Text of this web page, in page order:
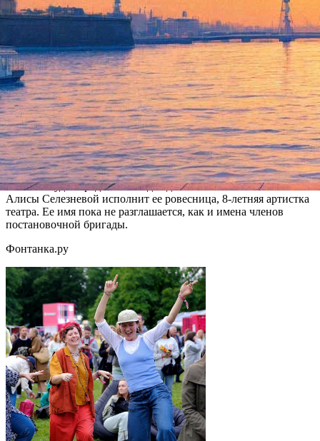
Известный композитор Александр Зацепин, написавший
музыку к фильмам «Иван Васильевич меняет профессию»,
«Земля Санникова», «Операция Ы и другие приключения
Шурика», приезжает 4 мая в Петербург из Франции, где он
теперь живет, и начинает совместную работу с руководителем
коллективом музыкального театра «Карамболь» Ириной
Брондз над мюзиклом «Тайна третьей планеты».
Премьера постановки, основанной на произведении Кира
Булычева, пройдет 16 ноября на сцене ДК им. Ленсовета. В
мюзикл войдут мелодии из легендарного одноименного
мультфильма, а также новые номера и песни, стихи для
которых пишет Юрий Энтин.
Мюзикл будет предназначен для детей от шести лет. Роль
Алисы Селезневой исполнит ее ровесница, 8-летняя артистка
театра. Ее имя пока не разглашается, как и имена членов
постановочной бригады.
Фонтанка.ру